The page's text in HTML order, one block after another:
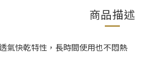
商品描述
快乾特性，長時間使用也不悶熱